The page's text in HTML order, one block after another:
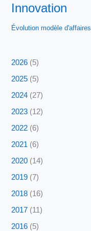
Innovation
Évolution modèle d'affaires
2026 (5)
2025 (5)
2024 (27)
2023 (12)
2022 (6)
2021 (6)
2020 (14)
2019 (7)
2018 (16)
2017 (11)
2016 (5)